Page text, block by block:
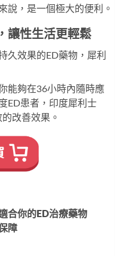
說，是一個極大的便利。
讓性生活更輕鬆
久效果的ED藥物，犀利
能夠在36小時內隨時應
ED患者， 印度犀利士
改善效果。
合你的ED治療藥物
障